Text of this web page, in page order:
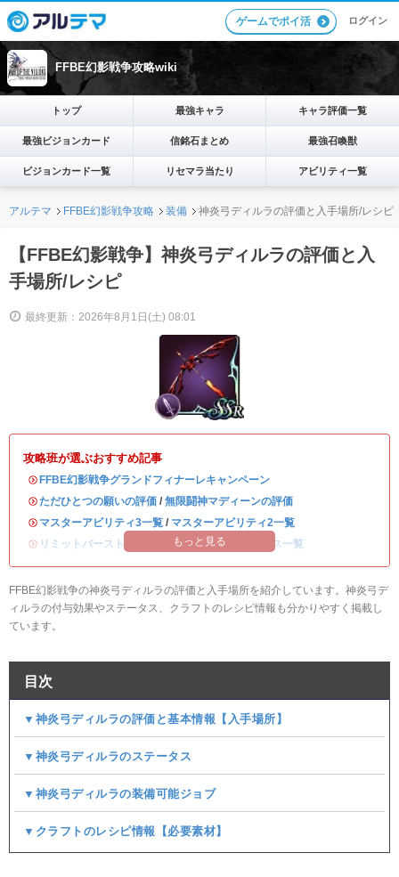
ゲームでポイ活 ログイン
FFBE幻影戦争攻略wiki
トップ 最強キャラ キャラ評価一覧
最強ビジョンカード 信銘石まとめ 最強召喚獣
ビジョンカード一覧 リセマラ当たり アビリティ一覧
アルテマ FFBE幻影戦争攻略 装備 神炎弓ディルラの評価と入手場所/レシピ
【FFBE幻影戦争】神炎弓ディルラの評価と入
手場所/レシピ
最終更新：2026年8月1日(土) 08:01
攻略班が選ぶおすすめ記事
・ FFBE幻影戦争グランドフィナーレキャンペーン
・ただひとつの願いの評価 / 無限闘神マディーンの評価
・ マスターアビリティ3一覧 / マスターアビリティ2一覧
・ リミットバースト強化一覧 /全キャラのステータス一覧
もっと見る
FFBE幻影戦争の神炎弓ディルラの評価と入手場所を紹介しています。神炎弓デ
ィルラの付与効果やステータス、クラフトのレシピ情報も分かりやすく掲載し
ています。
目次
▼神炎弓ディルラの評価と基本情報【入手場所】
▼神炎弓ディルラのステータス
▼神炎弓ディルラの装備可能ジョブ
▼クラフトのレシピ情報【必要素材】